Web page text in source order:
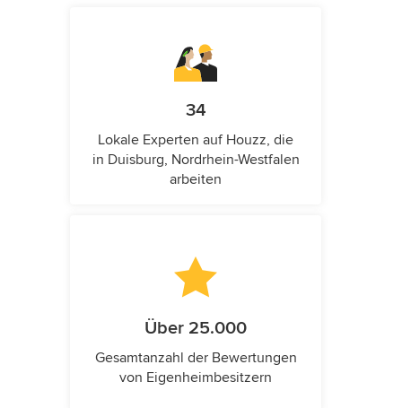
34
Lokale Experten auf Houzz, die
in Duisburg, Nordrhein-Westfalen
arbeiten
Über 25.000
Gesamtanzahl der Bewertungen
von Eigenheimbesitzern